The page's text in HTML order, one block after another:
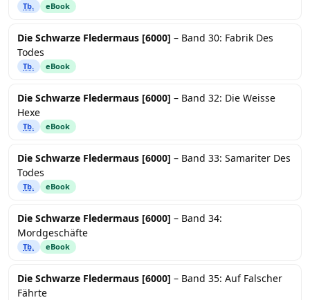
Tb. eBook
Die Schwarze Fledermaus [6000] – Band 30: Fabrik Des
Todes
Tb. eBook
Die Schwarze Fledermaus [6000] – Band 32: Die Weisse
Hexe
Tb. eBook
Die Schwarze Fledermaus [6000] – Band 33: Samariter Des
Todes
Tb. eBook
Die Schwarze Fledermaus [6000] – Band 34:
Mordgeschäfte
Tb. eBook
Die Schwarze Fledermaus [6000] – Band 35: Auf Falscher
Fährte